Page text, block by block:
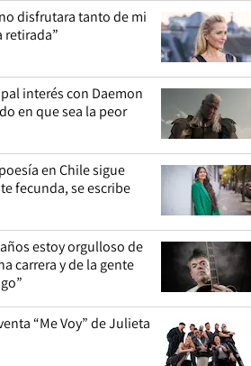
disfrutara tanto de mi
retirada”
interés con Daemon
en que sea la peor
en Chile sigue
fecunda, se escribe
estoy orgulloso de
carrera y de la gente
“Me Voy” de Julieta